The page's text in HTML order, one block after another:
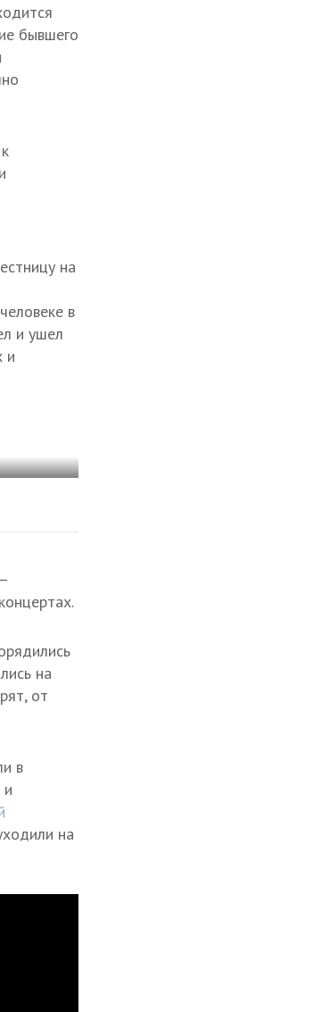
бывшего
на
в
и ушел
и
на
от
в
и
на